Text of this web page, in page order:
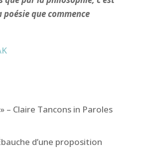
que commence
– Claire Tancons in Paroles
d’une proposition